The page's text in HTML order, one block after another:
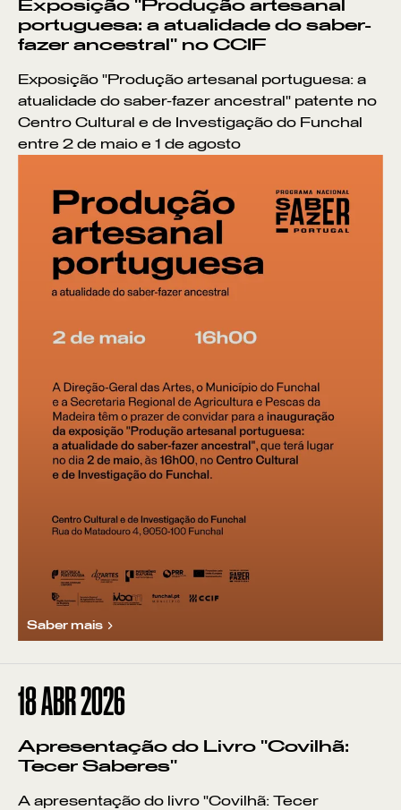
Exposição "Produção artesanal
portuguesa: a atualidade do saber-
fazer ancestral" no CCIF
Exposição "Produção artesanal portuguesa: a
atualidade do saber-fazer ancestral" patente no
Centro Cultural e de Investigação do Funchal
entre 2 de maio e 1 de agosto
Saber mais
18ABR 2026
Apresentação do Livro "Covilhã:
Tecer Saberes"
A apresentação do livro "Covilhã: Tecer